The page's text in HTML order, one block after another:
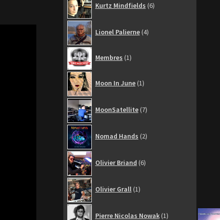
Kurtz Mindfields 6produits
Lionel Palierne 4produits
Membres 1
produit
Moon In June 1produit
MoonSatellite 7produits
Nomad Hands 2produits
Olivier Briand 6produits
Olivier Grall 1produit
Pierre Nicolas Nowak 1